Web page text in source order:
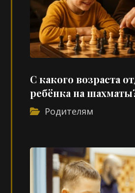
С какого возраста
ребёнка на
Родителям